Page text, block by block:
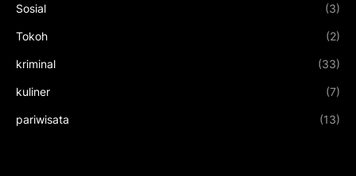
Sosial (3)
Tokoh (2)
kriminal (33)
kuliner (7)
pariwisata (13)